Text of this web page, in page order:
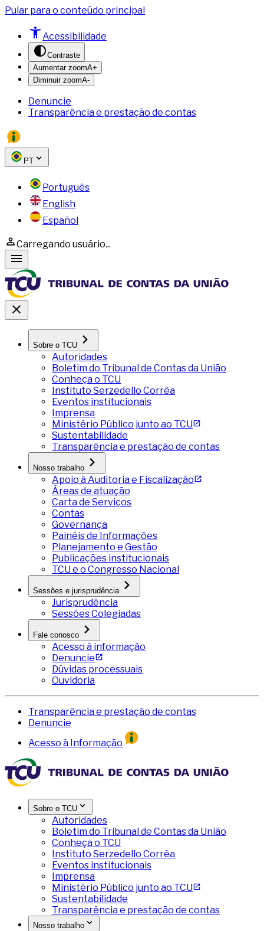
Pular para o conteúdo principal
Acessibilidade
Contraste
Aumentar zoomA+
Diminuir zoomA-
Denuncie
Transparência e prestação de contas
PT
Português
English
Español
Carregando usuário...
Sobre o TCU
Autoridades
Boletim do Tribunal de Contas da União
Conheça o TCU
Instituto Serzedello Corrêa
Eventos institucionais
Imprensa
Ministério Público junto ao TCU
Sustentabilidade
Transparência e prestação de contas
Nosso trabalho
Apoio à Auditoria e Fiscalização
Áreas de atuação
Carta de Serviços
Contas
Governança
Painéis de Informações
Planejamento e Gestão
Publicações institucionais
TCU e o Congresso Nacional
Sessões e jurisprudência
Jurisprudência
Sessões Colegiadas
Fale conosco
Acesso à informação
Denuncie
Dúvidas processuais
Ouvidoria
Transparência e prestação de contas
Denuncie
Acesso à Informação
Sobre o TCU
Autoridades
Boletim do Tribunal de Contas da União
Conheça o TCU
Instituto Serzedello Corrêa
Eventos institucionais
Imprensa
Ministério Público junto ao TCU
Sustentabilidade
Transparência e prestação de contas
Nosso trabalho